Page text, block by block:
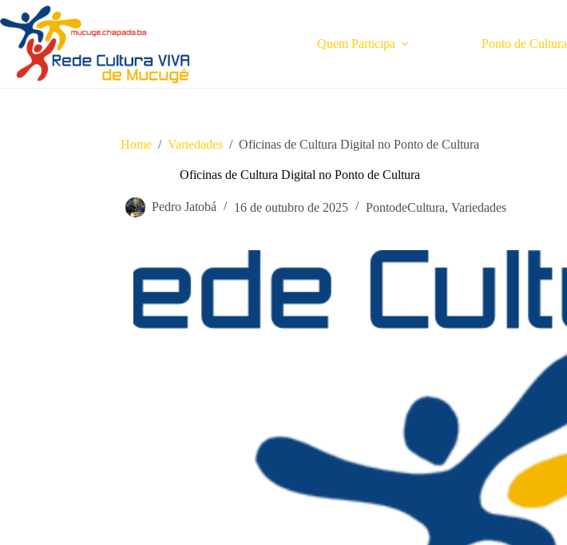
para
conteúdo
Quem Participa Ponto de Cultura
Home / Variedades / Oficinas de Cultura Digital no Ponto de Cultura
Oficinas de Cultura Digital no Ponto de Cultura
Pedro Jatobá 16 de outubro de 2025 PontodeCultura, Variedades